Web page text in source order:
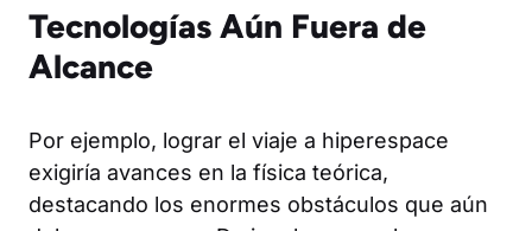
Tecnologías Aún Fuera de
Alcance
Por ejemplo, lograr el viaje a hiperespace
exigiría avances en la física teórica,
destacando los enormes obstáculos que aún